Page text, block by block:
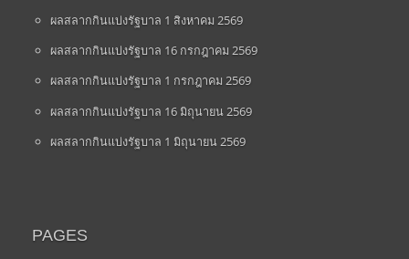
ผลสลากกินแบ่งรัฐบาล 1 สิงหาคม 2569
ผลสลากกินแบ่งรัฐบาล 16 กรกฎาคม 2569
ผลสลากกินแบ่งรัฐบาล 1 กรกฎาคม 2569
ผลสลากกินแบ่งรัฐบาล 16 มิถุนายน 2569
ผลสลากกินแบ่งรัฐบาล 1 มิถุนายน 2569
PAGES